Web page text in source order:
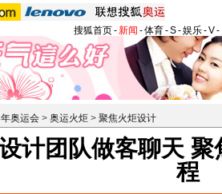
搜狐首页-新闻 -体育-S-娱乐-V-
奥运会 > 奥运火炬 > 聚焦火炬设计
计团队做客聊天
程